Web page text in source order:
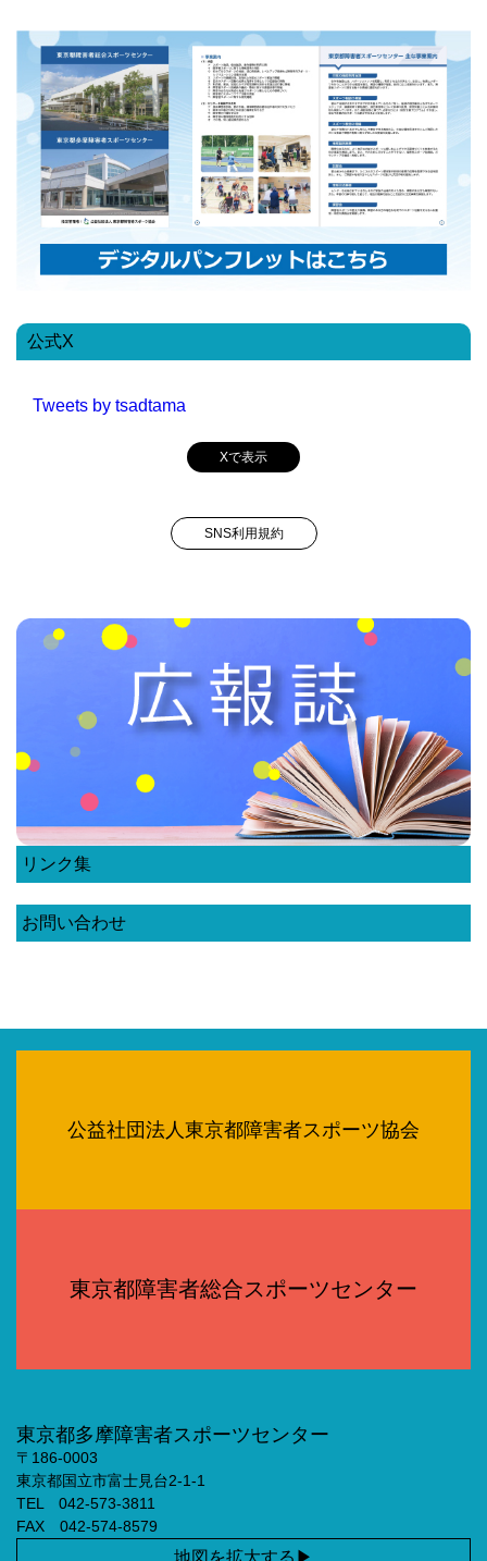
公式X
Tweets by tsadtama
Xで表示
SNS利用規約
リンク集
お問い合わせ
公益社団法人東京都障害者スポーツ協会
東京都障害者総合スポーツセンター
東京都多摩障害者スポーツセンター
〒186-0003
東京都国立市富士見台2-1-1
TEL 042-573-3811
FAX 042-574-8579
地図を拡大する